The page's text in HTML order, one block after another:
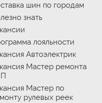
шин по городам
знать
лояльности
Автоэлектрик
Мастер ремонта
Мастер по
рулевых реек